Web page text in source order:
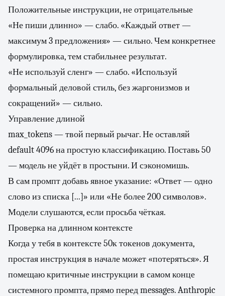
Положительные инструкции, не отрицательные
«Не пиши длинно» — слабо. «Каждый ответ —
максимум 3 предложения» — сильно. Чем конкретнее
формулировка, тем стабильнее результат.
«Не используй сленг» — слабо. «Используй
формальный деловой стиль, без жаргонизмов и
сокращений» — сильно.
Управление длиной
max_tokens — твой первый рычаг. Не оставляй
default 4096 на простую классификацию. Поставь 50
— модель не уйдёт в простыни. И сэкономишь.
В сам промпт добавь явное указание: «Ответ — одно
слово из списка [...]» или «Не более 200 символов».
Модели слушаются, если просьба чёткая.
Проверка на длинном контексте
Когда у тебя в контексте 50к токенов документа,
простая инструкция в начале может «потеряться». Я
помещаю критичные инструкции в самом конце
системного промпта, прямо перед messages. Anthropic